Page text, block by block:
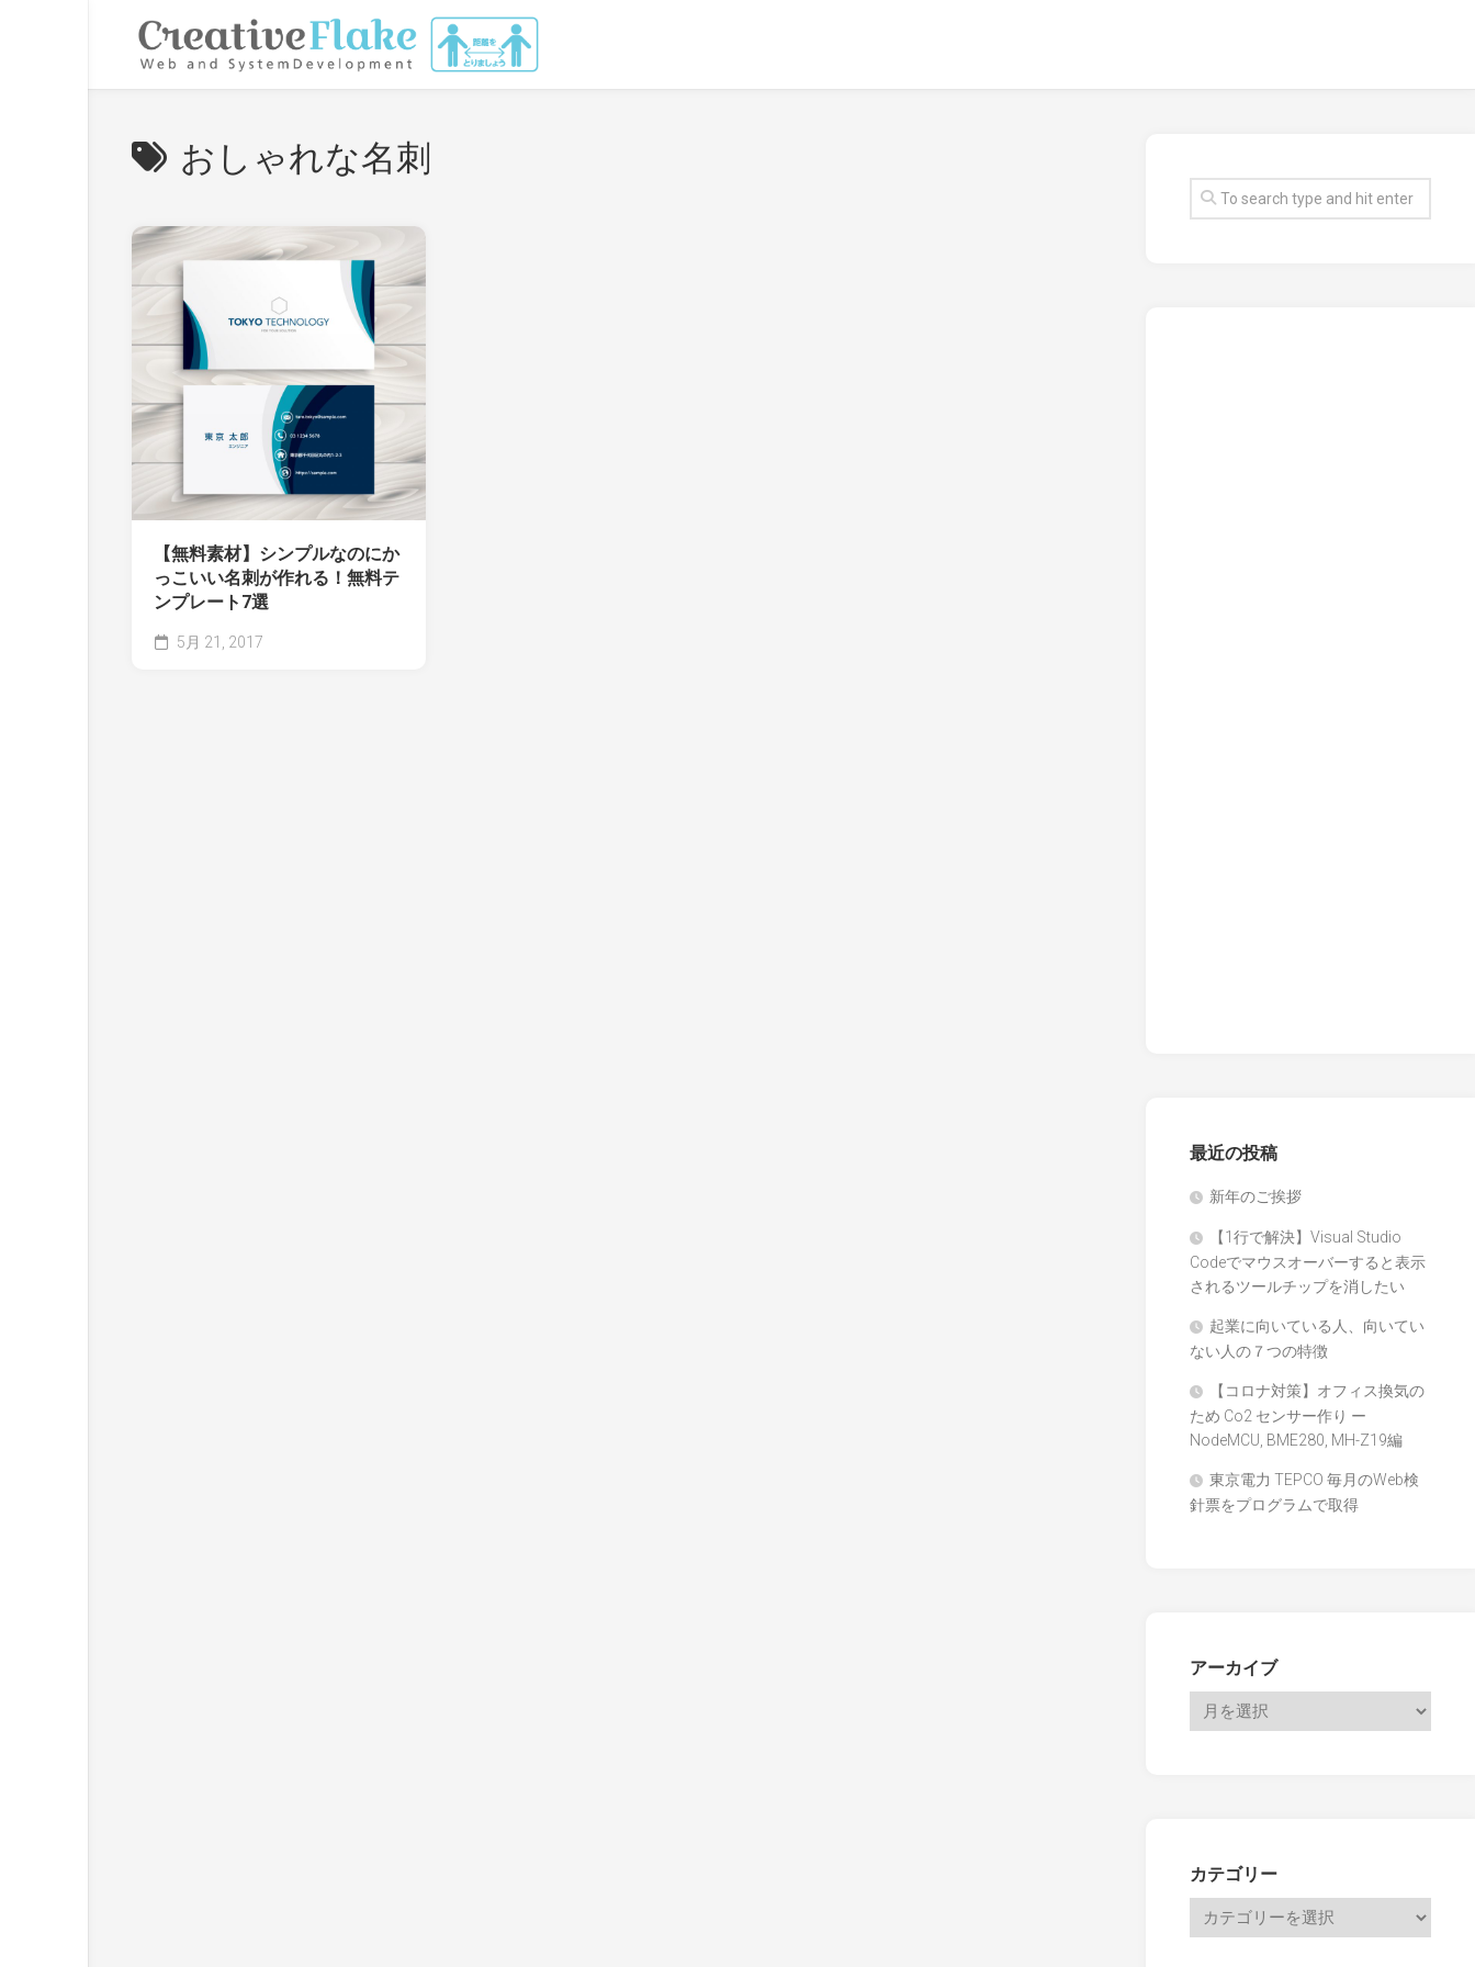
おしゃれな名刺
【無料素材】シンプルなのにか
っこいい名刺が作れる！無料テ
ンプレート7選
5月 21, 2017
最近の投稿
新年のご挨拶
【1行で解決】Visual Studio
Codeでマウスオーバーすると表示
されるツールチップを消したい
起業に向いている人、向いてい
ない人の７つの特徴
【コロナ対策】オフィス換気の
ため Co2 センサー作り ー
NodeMCU, BME280, MH-Z19編
東京電力 TEPCO 毎月のWeb検
針票をプログラムで取得
アーカイブ
カテゴリー